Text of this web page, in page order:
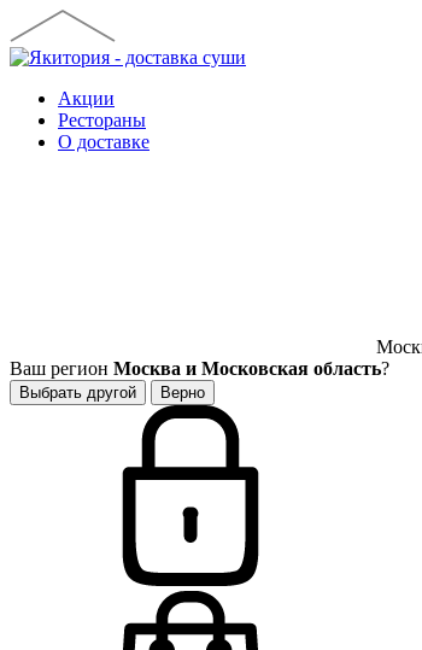
Акции
Рестораны
О доставке
Ваш регион Москва и Московская область?
Выбрать другой Верно